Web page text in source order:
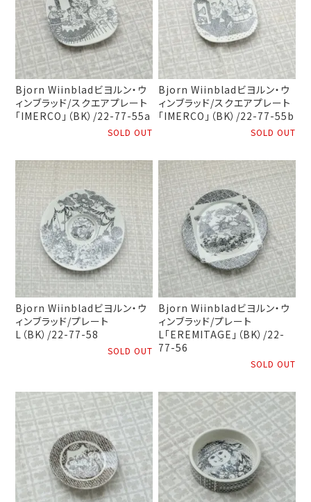
Bjorn Wiinbladビヨルン・ウ
ィンブラッド/スクエアプレート
「IMERCO」（BK）/22-77-55a
SOLD OUT
Bjorn Wiinbladビヨルン・ウ
ィンブラッド/スクエアプレート
「IMERCO」（BK）/22-77-55b
SOLD OUT
Bjorn Wiinbladビヨルン・ウ
ィンブラッド/プレート
L（BK）/22-77-58
SOLD OUT
Bjorn Wiinbladビヨルン・ウ
ィンブラッド/プレート
L「EREMITAGE」（BK）/22-
77-56
SOLD OUT